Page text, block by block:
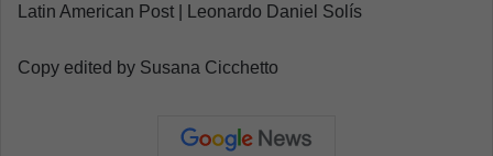
Latin American Post | Leonardo Daniel Solís
Copy edited by Susana Cicchetto